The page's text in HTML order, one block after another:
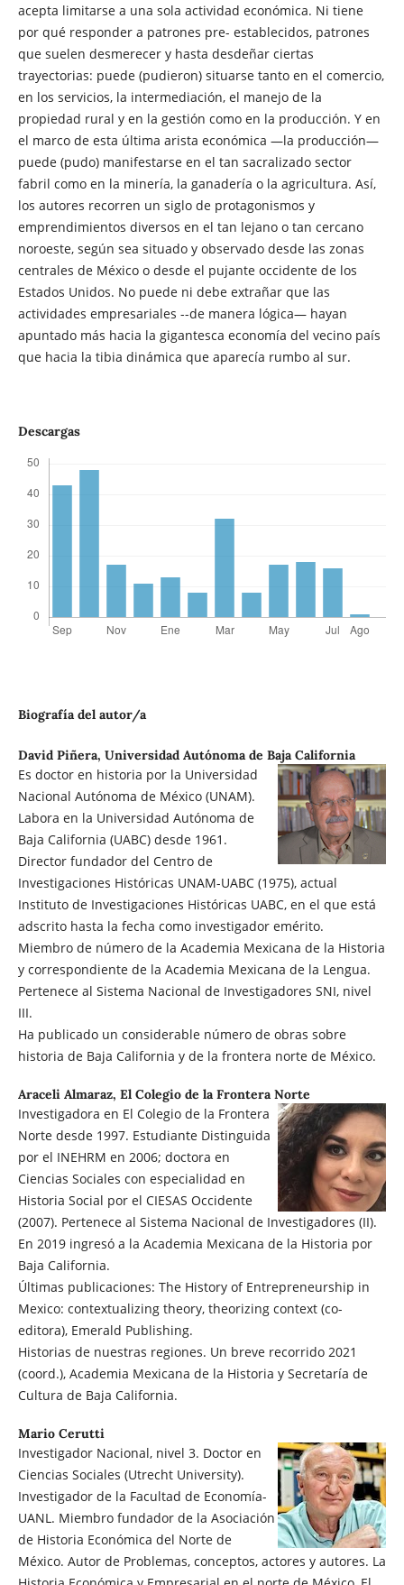
acepta limitarse a una sola actividad económica. Ni tiene
por qué responder a patrones pre- establecidos, patrones
que suelen desmerecer y hasta desdeñar ciertas
trayectorias: puede (pudieron) situarse tanto en el comercio,
en los servicios, la intermediación, el manejo de la
propiedad rural y en la gestión como en la producción. Y en
el marco de esta última arista económica —la producción—
puede (pudo) manifestarse en el tan sacralizado sector
fabril como en la minería, la ganadería o la agricultura. Así,
los autores recorren un siglo de protagonismos y
emprendimientos diversos en el tan lejano o tan cercano
noroeste, según sea situado y observado desde las zonas
centrales de México o desde el pujante occidente de los
Estados Unidos. No puede ni debe extrañar que las
actividades empresariales --de manera lógica— hayan
apuntado más hacia la gigantesca economía del vecino país
que hacia la tibia dinámica que aparecía rumbo al sur.
Descargas
Biografía del autor/a
David Piñera, Universidad Autónoma de Baja California
Es doctor en historia por la Universidad
Nacional Autónoma de México (UNAM).
Labora en la Universidad Autónoma de
Baja California (UABC) desde 1961.
Director fundador del Centro de
Investigaciones Históricas UNAM-UABC (1975), actual
Instituto de Investigaciones Históricas UABC, en el que está
adscrito hasta la fecha como investigador emérito.
Miembro de número de la Academia Mexicana de la Historia
y correspondiente de la Academia Mexicana de la Lengua.
Pertenece al Sistema Nacional de Investigadores SNI, nivel
III.
Ha publicado un considerable número de obras sobre
historia de Baja California y de la frontera norte de México.
Araceli Almaraz, El Colegio de la Frontera Norte
Investigadora en El Colegio de la Frontera
Norte desde 1997. Estudiante Distinguida
por el INEHRM en 2006; doctora en
Ciencias Sociales con especialidad en
Historia Social por el CIESAS Occidente
(2007). Pertenece al Sistema Nacional de Investigadores (II).
En 2019 ingresó a la Academia Mexicana de la Historia por
Baja California.
Últimas publicaciones: The History of Entrepreneurship in
Mexico: contextualizing theory, theorizing context (co-
editora), Emerald Publishing.
Historias de nuestras regiones. Un breve recorrido 2021
(coord.), Academia Mexicana de la Historia y Secretaría de
Cultura de Baja California.
Mario Cerutti
Investigador Nacional, nivel 3. Doctor en
Ciencias Sociales (Utrecht University).
Investigador de la Facultad de Economía-
UANL. Miembro fundador de la Asociación
de Historia Económica del Norte de
México. Autor de Problemas, conceptos, actores y autores. La